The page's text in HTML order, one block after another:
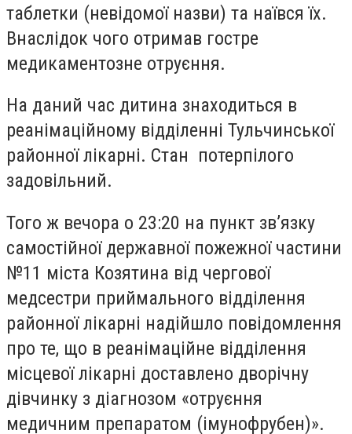
таблетки (невідомої назви) та наївся їх.
Внаслідок чого отримав гостре
медикаментозне отруєння.
На даний час дитина знаходиться в
реанімаційному відділенні Тульчинської
районної лікарні. Стан потерпілого
задовільний.
Того ж вечора о 23:20 на пункт зв’язку
самостійної державної пожежної частини
№11 міста Козятина від чергової
медсестри приймального відділення
районної лікарні надійшло повідомлення
про те, що в реанімаційне відділення
місцевої лікарні доставлено дворічну
дівчинку з діагнозом «отруєння
медичним препаратом (імунофрубен)».